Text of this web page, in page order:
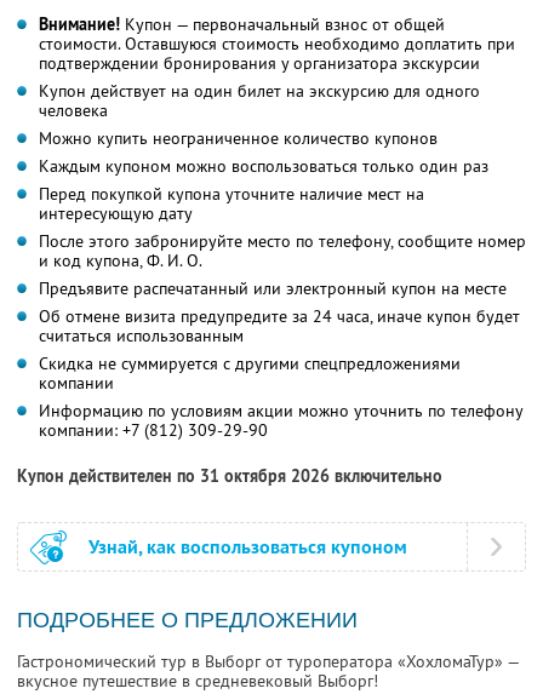
Внимание! Купон — первоначальный взнос от общей
стоимости. Оставшуюся стоимость необходимо доплатить при
подтверждении бронирования у организатора экскурсии
Купон действует на один билет на экскурсию для одного
человека
Можно купить неограниченное количество купонов
Каждым купоном можно воспользоваться только один раз
Перед покупкой купона уточните наличие мест на
интересующую дату
После этого забронируйте место по телефону, сообщите номер
и код купона, Ф. И. О.
Предъявите распечатанный или электронный купон на месте
Об отмене визита предупредите за 24 часа, иначе купон будет
считаться использованным
Скидка не суммируется с другими спецпредложениями
компании
Информацию по условиям акции можно уточнить по телефону
компании: +7 (812) 309-29-90
Купон действителен по 31 октября 2026 включительно
Узнай, как воспользоваться купоном
ПОДРОБНЕЕ О ПРЕДЛОЖЕНИИ
Гастрономический тур в Выборг от туроператора «ХохломаТур» —
вкусное путешествие в средневековый Выборг!